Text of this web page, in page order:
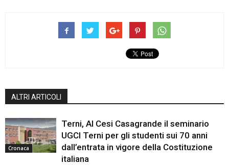
ALTRI ARTICOLI
Cronaca
Terni, Al Cesi Casagrande il seminario
UGCI Terni per gli studenti sui 70 anni
dall’entrata in vigore della Costituzione
italiana